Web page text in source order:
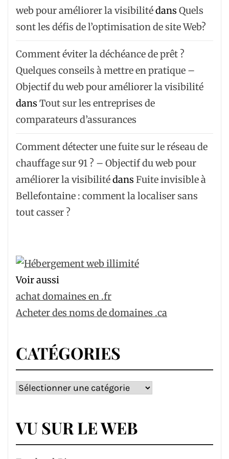
web pour améliorer la visibilitédans Quels
sont les défis de l’optimisation de site Web?
Comment éviter la déchéance de prêt ?
Quelques conseils à mettre en pratique –
Objectif du web pour améliorer la visibilité
dans Tout sur les entreprises de
comparateurs d’assurances
Comment détecter une fuite sur le réseau de
chauffage sur 91 ? – Objectif du web pour
améliorer la visibilitédans Fuite invisible à
Bellefontaine : comment la localiser sans
tout casser ?
Voir aussi
achat domaines en .fr
Acheter des noms de domaines .ca
CATÉGORIES
Catégories
VU SUR LE WEB